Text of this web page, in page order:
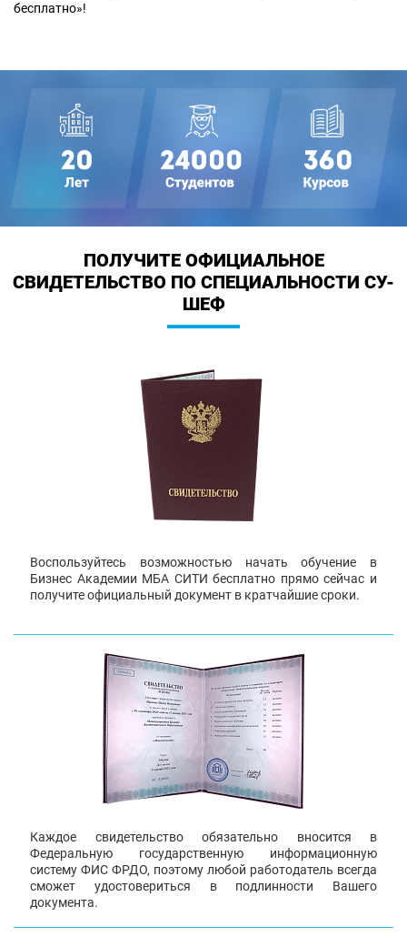
бесплатно»!
ПОЛУЧИТЕ ОФИЦИАЛЬНОЕ
СВИДЕТЕЛЬСТВО ПО СПЕЦИАЛЬНОСТИ СУ-
ШЕФ
Воспользуйтесь возможностью начать обучение в
Бизнес Академии МБА СИТИ бесплатно прямо сейчас и
получите официальный документ в кратчайшие сроки.
Каждое свидетельство обязательно вносится в
Федеральную государственную информационную
систему ФИС ФРДО, поэтому любой работодатель всегда
сможет удостовериться в подлинности Вашего
документа.